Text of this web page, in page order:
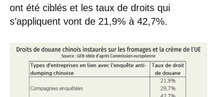
ont été ciblés et les taux de droits qui
s’appliquent vont de 21,9% à 42,7%.